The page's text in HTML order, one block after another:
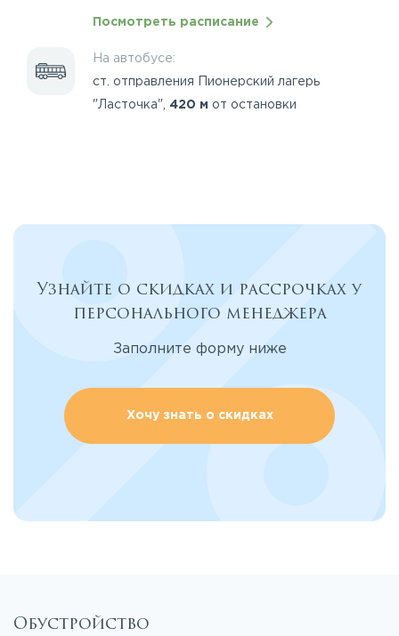
Посмотреть расписание
На автобусе:
ст. отправления Пионерский лагерь
"Ласточка", 420 м от остановки
Узнайте о скидках и рассрочках у
персонального менеджера
Заполните форму ниже
Хочу знать о скидках
Обустройство